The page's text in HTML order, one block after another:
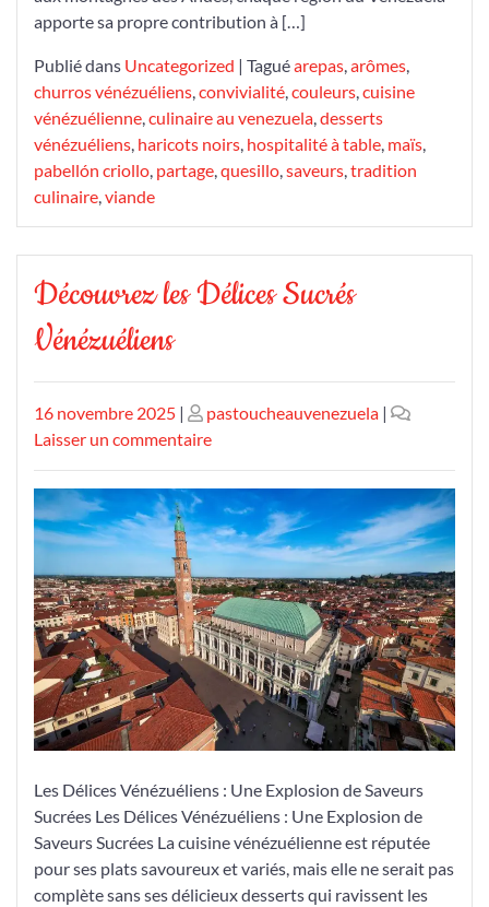
apporte sa propre contribution à […]
Publié dans Uncategorized | Taguéarepas arômes
churros vénézuéliens convivialité couleurs cuisine
vénézuélienne culinaire au venezuela desserts
vénézuéliens haricots noirs hospitalité à table maïs
pabellón criollo partage quesillo saveurs tradition
culinaire viande
Découvrez les Délices Sucrés
Vénézuéliens
Publié
le
16 novembre 2025 | Publié
le
pastoucheauvenezuela |
Laisser un commentairesur
les
Délices
Sucrés
Vénézuéliens
Les Délices Vénézuéliens : Une Explosion de Saveurs
Sucrées Les Délices Vénézuéliens : Une Explosion de
Saveurs Sucrées La cuisine vénézuélienne est réputée
pour ses plats savoureux et variés, mais elle ne serait pas
complète sans ses délicieux desserts qui ravissent les